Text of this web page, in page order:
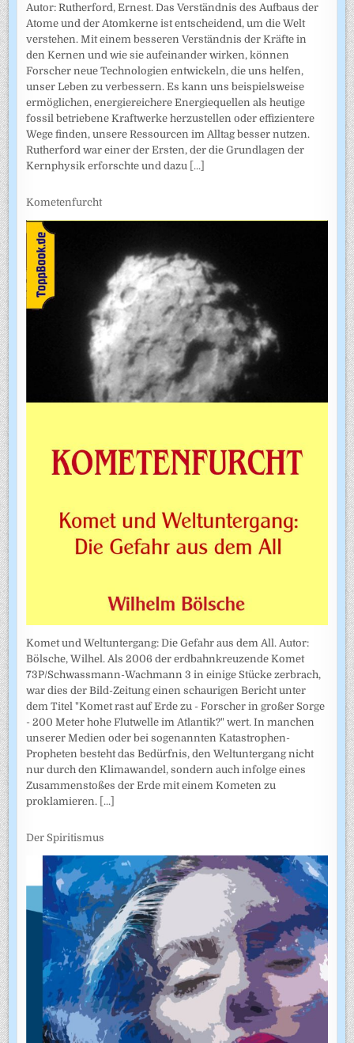
Autor: Rutherford, Ernest. Das Verständnis des Aufbaus der
Atome und der Atomkerne ist entscheidend, um die Welt
verstehen. Mit einem besseren Verständnis der Kräfte in
den Kernen und wie sie aufeinander wirken, können
Forscher neue Technologien entwickeln, die uns helfen,
unser Leben zu verbessern. Es kann uns beispielsweise
ermöglichen, energiereichere Energiequellen als heutige
fossil betriebene Kraftwerke herzustellen oder effizientere
Wege finden, unsere Ressourcen im Alltag besser nutzen.
Rutherford war einer der Ersten, der die Grundlagen der
Kernphysik erforschte und dazu [...]
Kometenfurcht
Komet und Weltuntergang: Die Gefahr aus dem All. Autor:
Bölsche, Wilhel. Als 2006 der erdbahnkreuzende Komet
73P/Schwassmann-Wachmann 3 in einige Stücke zerbrach,
war dies der Bild-Zeitung einen schaurigen Bericht unter
dem Titel "Komet rast auf Erde zu - Forscher in großer Sorge
- 200 Meter hohe Flutwelle im Atlantik?" wert. In manchen
unserer Medien oder bei sogenannten Katastrophen-
Propheten besteht das Bedürfnis, den Weltuntergang nicht
nur durch den Klimawandel, sondern auch infolge eines
Zusammenstoßes der Erde mit einem Kometen zu
proklamieren. [...]
Der Spiritismus